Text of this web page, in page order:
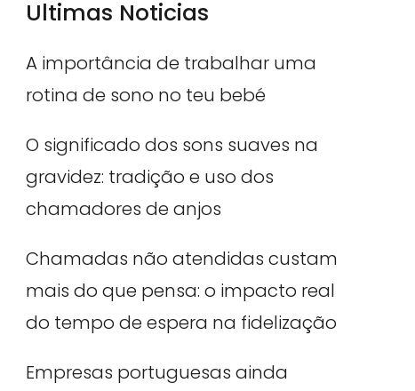
Ultimas Noticias
A importância de trabalhar uma
rotina de sono no teu bebé
O significado dos sons suaves na
gravidez: tradição e uso dos
chamadores de anjos
Chamadas não atendidas custam
mais do que pensa: o impacto real
do tempo de espera na fidelização
Empresas portuguesas ainda